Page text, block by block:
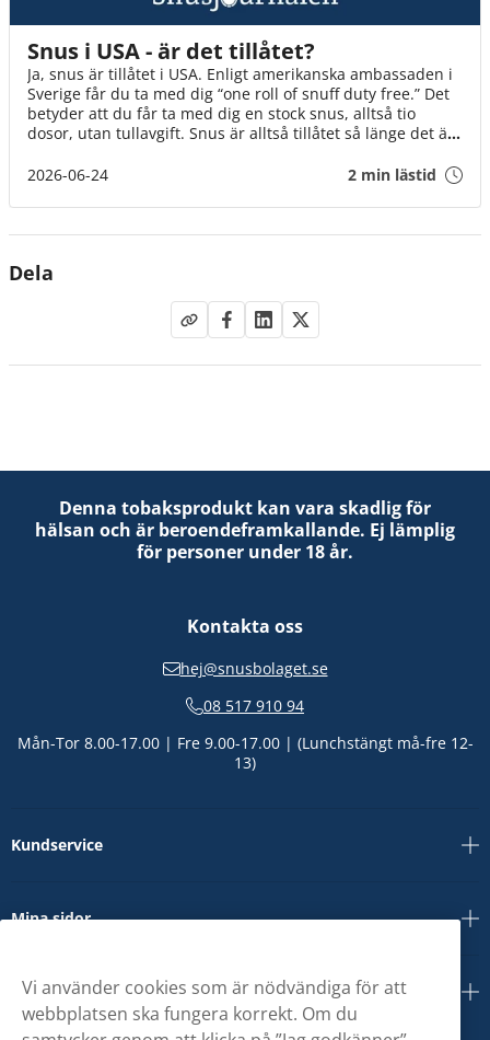
Snus i USA - är det tillåtet?
Ja, snus är tillåtet i USA. Enligt amerikanska ambassaden i
Sverige får du ta med dig “one roll of snuff duty free.” Det
betyder att du får ta med dig en stock snus, alltså tio
dosor, utan tullavgift. Snus är alltså tillåtet så länge det är
2026-06-24
2 min lästid
Dela
Denna tobaksprodukt kan vara skadlig för
hälsan och är beroendeframkallande. Ej lämplig
för personer under 18 år.
Kontakta oss
hej@snusbolaget.se
08 517 910 94
Mån-Tor 8.00-17.00 | Fre 9.00-17.00 | (Lunchstängt må-fre 12-
13)
Kundservice
Mina sidor
Om oss
Vi använder cookies som är nödvändiga för att
webbplatsen ska fungera korrekt. Om du